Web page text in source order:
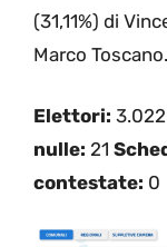
(31,11%) di
Marco Toscano.
Elettori: 3.022 |
nulle: 21
contestate: 0